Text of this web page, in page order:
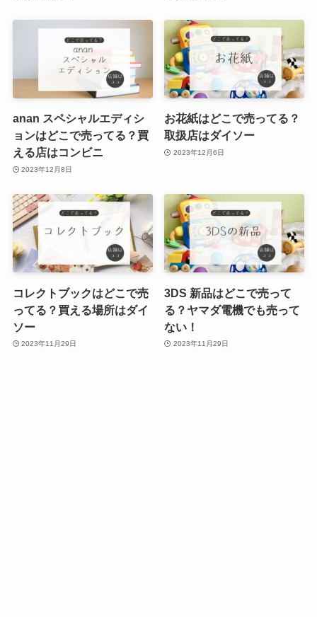
anan スペシャルエディシ
ョンはどこで売ってる？買
える店はコンビニ
2023年12月8日
お花紙はどこで売ってる？
取扱店はダイソー
2023年12月6日
コレクトブックはどこで売
ってる？買える場所はダイ
ソー
2023年11月29日
3DS 新品はどこで売って
る？ヤマダ電機でも売って
ない！
2023年11月29日